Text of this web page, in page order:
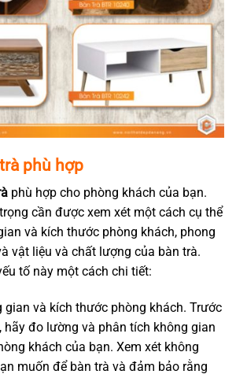
phù hợp
phù hợp cho phòng khách của bạn.
cần được xem xét một cách cụ thể
và kích thước phòng khách, phong
vật liệu và chất lượng của bàn trà.
tố này một cách chi tiết:
gian và kích thước phòng khách. Trước
hãy đo lường và phân tích không gian
khách của bạn. Xem xét không
muốn để bàn trà và đảm bảo rằng